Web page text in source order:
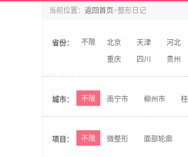
当前位置： 返回首页>整形日记
省份： 北京 天津 河北
重庆
四川 贵州
不限
城市： 南宁市 柳州市
不限
项目： 微整形 面部轮廓
不限